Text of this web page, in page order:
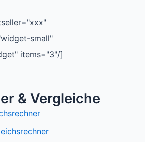
small"
items="3"/]
& Vergleiche